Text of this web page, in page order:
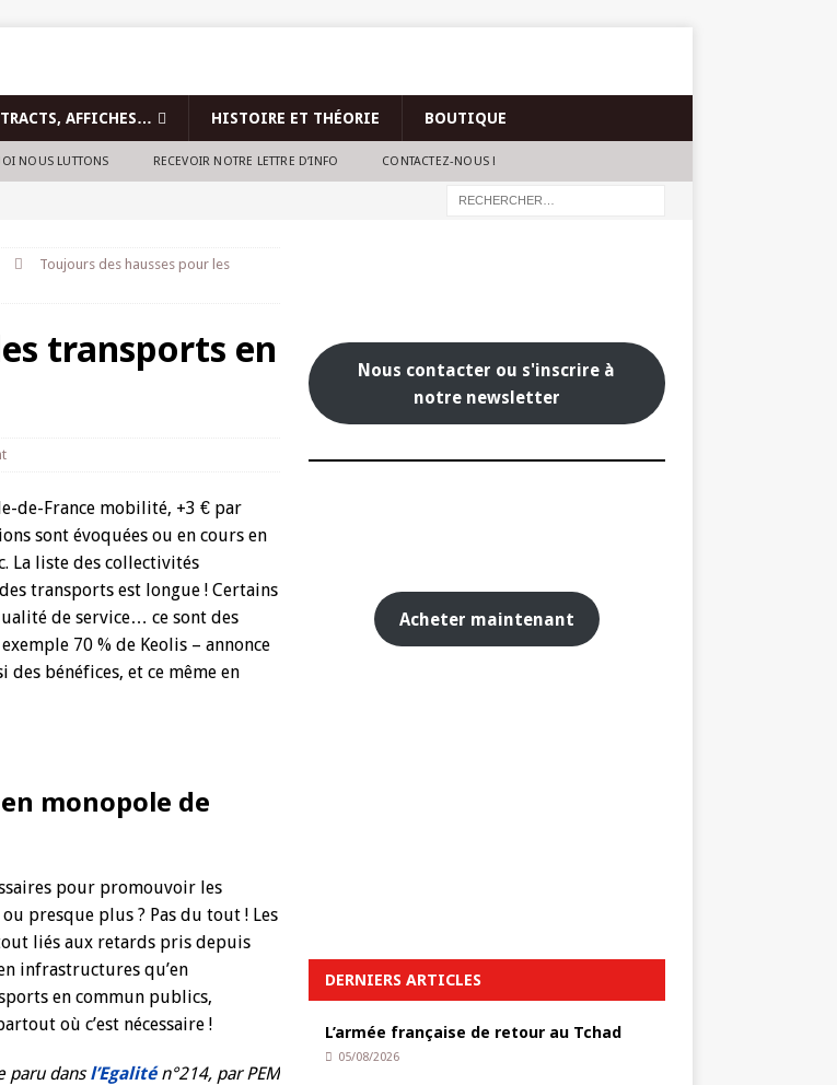
TRACTS, AFFICHES… HISTOIRE ET THÉORIE BOUTIQUE
NOUS LUTTONS RECEVOIR NOTRE LETTRE D’INFO CONTACTEZ-NOUS !
Toujours des hausses pour les
transports en
de-France mobilité, +3 € par
sont évoquées ou en cours en
La liste des collectivités
transports est longue ! Certains
de service… ce sont des
70 % de Keolis – annonce
des bénéfices, et ce même en
monopole de
pour promouvoir les
presque plus ? Pas du tout ! Les
liés aux retards pris depuis
infrastructures qu’en
en commun publics,
où c’est nécessaire !
paru dans l’Egalitén°214, par PEM
Nous contacter ou s'inscrire à
notre newsletter
Acheter maintenant
DERNIERS ARTICLES
L’armée française de retour au Tchad
05/08/2026